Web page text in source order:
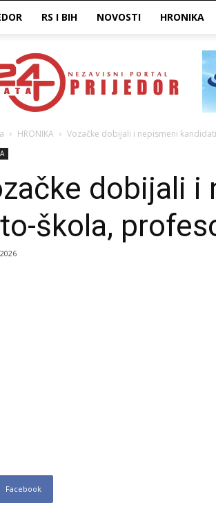
RS I BIH NOVOSTI HRONIKA
Prijedor24H
HRONIKA Vozačke dobijali i nepismeni
dobijali i
škola,
Facebook